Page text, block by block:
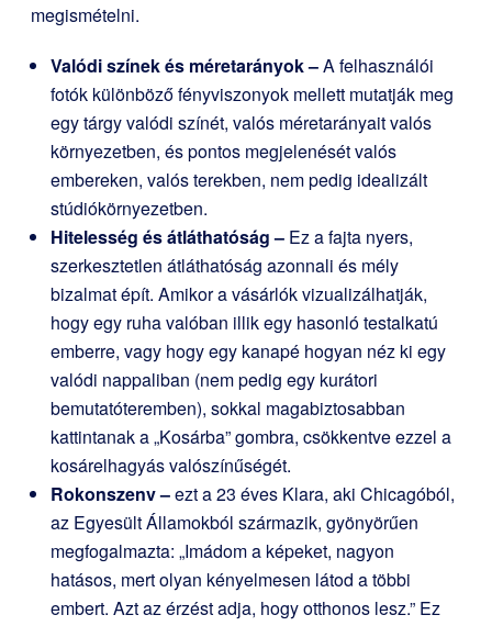
megismételni.
Valódi színek és méretarányok –A felhasználói
fotók különböző fényviszonyok mellett mutatják meg
egy tárgy valódi színét, valós méretarányait valós
környezetben, és pontos megjelenését valós
embereken, valós terekben, nem pedig idealizált
stúdiókörnyezetben.
Hitelesség és átláthatóság – Ez a fajta nyers,
szerkesztetlen átláthatóság azonnali és mély
bizalmat épít. Amikor a vásárlók vizualizálhatják,
hogy egy ruha valóban illik egy hasonló testalkatú
emberre, vagy hogy egy kanapé hogyan néz ki egy
valódi nappaliban (nem pedig egy kurátori
bemutatóteremben), sokkal magabiztosabban
kattintanak a „Kosárba” gombra, csökkentve ezzel a
kosárelhagyás valószínűségét.
Rokonszenv –ezt a 23 éves Klara, aki Chicagóból,
az Egyesült Államokból származik, gyönyörűen
megfogalmazta: „Imádom a képeket, nagyon
hatásos, mert olyan kényelmesen látod a többi
embert. Azt az érzést adja, hogy otthonos lesz.” Ez